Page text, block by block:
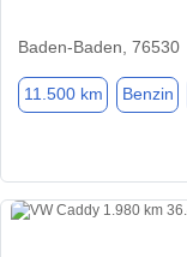
Baden-Baden, 76530
11.500 km Benzin